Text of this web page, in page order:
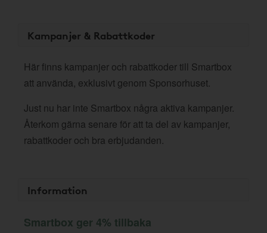
Kampanjer & Rabattkoder
Här finns kampanjer och rabattkoder till Smartbox
att använda, exklusivt genom Sponsorhuset.
Just nu har inte Smartbox några aktiva kampanjer.
Återkom gärna senare för att ta del av kampanjer,
rabattkoder och bra erbjudanden.
Information
Smartbox ger 4% tillbaka